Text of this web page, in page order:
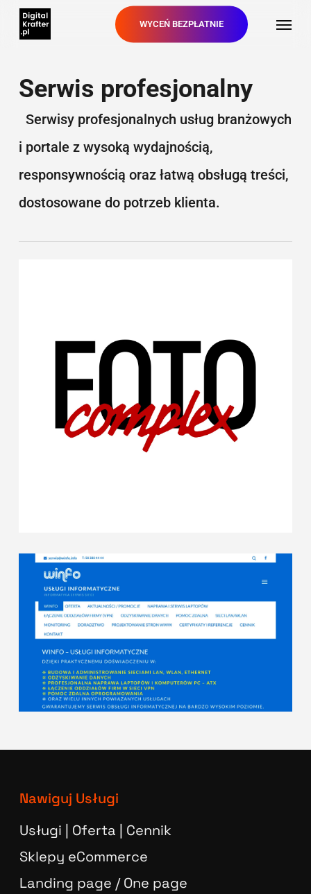
Skip
WYCEŃ BEZPŁATNIE
Serwis profesjonalny
Serwisy profesjonalnych usług branżowych
i portale z wysoką wydajnością,
responsywnością oraz łatwą obsługą treści,
dostosowane do potrzeb klienta.
Nawiguj Usługi
Usługi | Oferta | Cennik
Sklepy eCommerce
Landing page / One page